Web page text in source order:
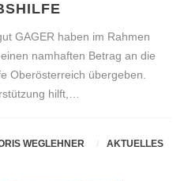
GAGER haben im Rahmen
namhaften Betrag an die
Oberösterreich übergeben.
hilft,…
WEGLEHNER AKTUELLES